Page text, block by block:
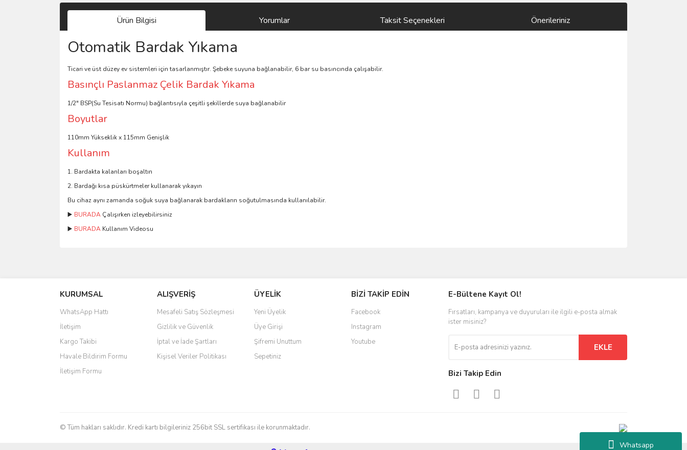
Whatsapp
Ürün Bilgisi Yorumlar Taksit Seçenekleri Önerileriniz
Otomatik Bardak Yıkama
Ticari ve üst düzey ev sistemleri için tasarlanmıştır. Şebeke suyuna bağlanabilir, 6 bar su basıncında çalışabilir.
Basınçlı Paslanmaz Çelik Bardak Yıkama
1/2" BSP(Su Tesisatı Normu) bağlantısıyla çeşitli şekillerde suya bağlanabilir
Boyutlar
110mm Yükseklik x 115mm Genişlik
Kullanım
1. Bardakta kalanları boşaltın
2. Bardağı kısa püskürtmeler kullanarak yıkayın
Bu cihaz aynı zamanda soğuk suya bağlanarak bardakların soğutulmasında kullanılabilir.
▶️ BURADA Çalışırken izleyebilirsiniz
▶️ BURADA Kullanım Videosu
Ürün resmi kalitesiz, bozuk veya görüntülenemiyor.
Ürün açıklamasında eksik bilgiler bulunuyor.
Ürün bilgilerinde hatalar bulunuyor.
Ürün fiyatı diğer sitelerden daha pahalı.
Bu ürüne benzer farklı alternatifler olmalı.
KURUMSAL
WhatsApp Hattı
İletişim
Kargo Takibi
Havale Bildirim Formu
İletişim Formu
ALIŞVERİŞ
Mesafeli Satış Sözleşmesi
Gizlilik ve Güvenlik
İptal ve İade Şartları
Kişisel Veriler Politikası
ÜYELİK
Yeni Üyelik
Üye Girişi
Şifremi Unuttum
Sepetiniz
BİZİ TAKİP EDİN
Facebook
Instagram
Youtube
E-Bültene Kayıt Ol!
Fırsatları, kampanya ve duyuruları ile ilgili e-posta almak
ister misiniz?
EKLE
Bizi Takip Edin
© Tüm hakları saklıdır. Kredi kartı bilgileriniz 256bit SSL sertifikası ile korunmaktadır.